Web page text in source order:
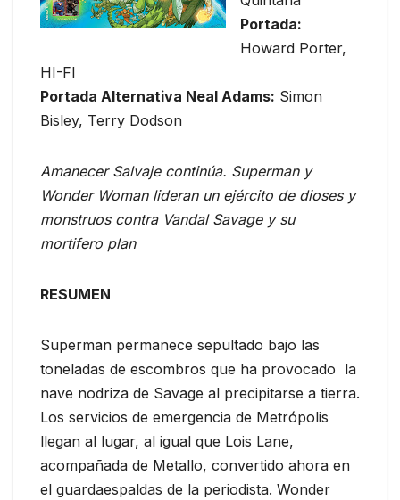
Portada:
Howard Porter,
HI-FI
Portada Alternativa Neal Adams: Simon
Bisley, Terry Dodson
Amanecer Salvaje continúa. Superman y
Wonder Woman lideran un ejército de dioses y
monstruos contra Vandal Savage y su
mortifero plan
RESUMEN
Superman permanece sepultado bajo las
toneladas de escombros que ha provocado la
nave nodriza de Savage al precipitarse a tierra.
Los servicios de emergencia de Metrópolis
llegan al lugar, al igual que Lois Lane,
acompañada de Metallo, convertido ahora en
el guardaespaldas de la periodista. Wonder